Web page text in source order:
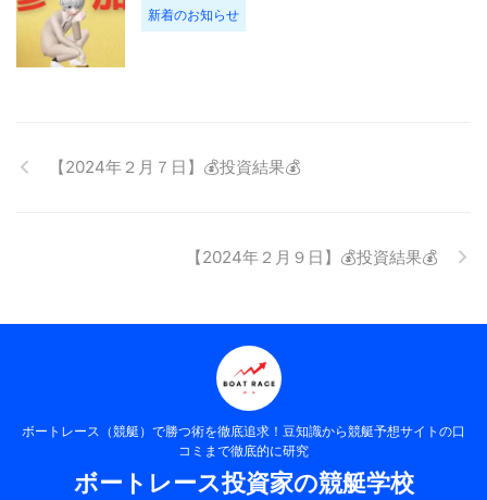
新着のお知らせ
【2024年２月７日】💰投資結果💰
【2024年２月９日】💰投資結果💰
ボートレース（競艇）で勝つ術を徹底追求！豆知識から競艇予想サイトの口
コミまで徹底的に研究
ボートレース投資家の競艇学校